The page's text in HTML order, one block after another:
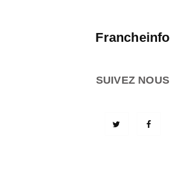
Francheinfo
SUIVEZ NOUS